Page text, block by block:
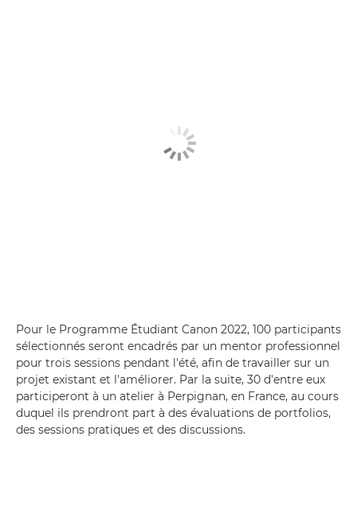
Pour le Programme Étudiant Canon 2022, 100 participants
sélectionnés seront encadrés par un mentor professionnel
pour trois sessions pendant l'été, afin de travailler sur un
projet existant et l'améliorer. Par la suite, 30 d'entre eux
participeront à un atelier à Perpignan, en France, au cours
duquel ils prendront part à des évaluations de portfolios,
des sessions pratiques et des discussions.